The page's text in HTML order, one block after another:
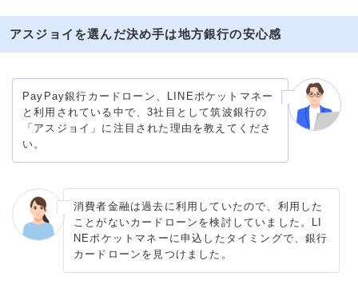
アスジョイを選んだ決め手は地方銀行の安心感
PayPay銀行カードローン、LINEポケットマネー
と利用されている中で、3社目として筑波銀行の
「アスジョイ」に注目された理由を教えてくださ
い。
消費者金融は過去に利用していたので、利用した
ことがないカードローンを検討していました。LI
NEポケットマネーに申込したタイミングで、銀行
カードローンを見つけました。